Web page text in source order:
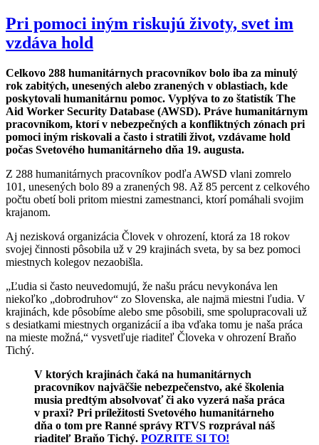
Pri pomoci iným riskujú životy, svet im
vzdáva hold
Celkovo 288 humanitárnych pracovníkov bolo iba za minulý
rok zabitých, unesených alebo zranených v oblastiach, kde
poskytovali humanitárnu pomoc. Vyplýva to zo štatistík The
Aid Worker Security Database (AWSD). Práve humanitárnym
pracovníkom, ktorí v nebezpečných a konfliktných zónach pri
pomoci iným riskovali a často i stratili život, vzdávame hold
počas Svetového humanitárneho dňa 19. augusta.
Z 288 humanitárnych pracovníkov podľa AWSD vlani zomrelo
101, unesených bolo 89 a zranených 98. Až 85 percent z celkového
počtu obetí boli pritom miestni zamestnanci, ktorí pomáhali svojim
krajanom.
Aj nezisková organizácia Človek v ohrození, ktorá za 18 rokov
svojej činnosti pôsobila už v 29 krajinách sveta, by sa bez pomoci
miestnych kolegov nezaobišla.
„Ľudia si často neuvedomujú, že našu prácu nevykonáva len
niekoľko „dobrodruhov“ zo Slovenska, ale najmä miestni ľudia. V
krajinách, kde pôsobíme alebo sme pôsobili, sme spolupracovali už
s desiatkami miestnych organizácií a iba vďaka tomu je naša práca
na mieste možná,“ vysvetľuje riaditeľ Človeka v ohrození Braňo
Tichý.
V ktorých krajinách čaká na humanitárnych
pracovníkov najväčšie nebezpečenstvo, aké školenia
musia predtým absolvovať či ako vyzerá naša práca
v praxi? Pri príležitosti Svetového humanitárneho
dňa o tom pre Ranné správy RTVS rozprával náš
riaditeľ Braňo Tichý. POZRITE SI TO!